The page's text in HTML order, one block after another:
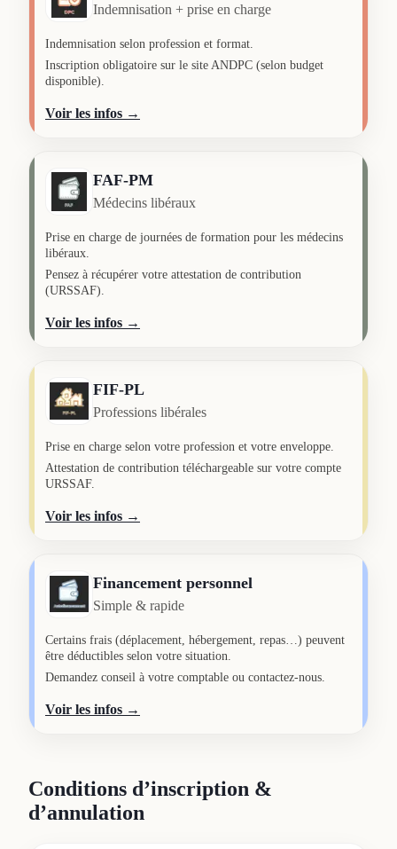
Indemnisation + prise en charge
Indemnisation selon profession et format.
Inscription obligatoire sur le site ANDPC (selon budget
disponible).
Voir les infos →
FAF-PM
Médecins libéraux
Prise en charge de journées de formation pour les médecins
libéraux.
Pensez à récupérer votre attestation de contribution
(URSSAF).
Voir les infos →
FIF-PL
Professions libérales
Prise en charge selon votre profession et votre enveloppe.
Attestation de contribution téléchargeable sur votre compte
URSSAF.
Voir les infos →
Financement personnel
Simple & rapide
Certains frais (déplacement, hébergement, repas…) peuvent
être déductibles selon votre situation.
Demandez conseil à votre comptable ou contactez-nous.
Voir les infos →
Conditions d’inscription &
d’annulation